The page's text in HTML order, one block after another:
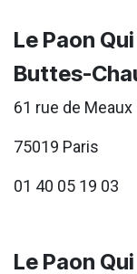
Le Paon
Buttes-
61 rue de Meaux
75019 Paris
01 40 05 19 03
Le Paon